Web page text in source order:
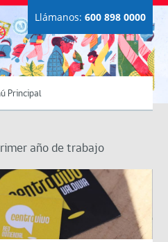
Llámanos: 600 898 0000
Principal
año de trabajo